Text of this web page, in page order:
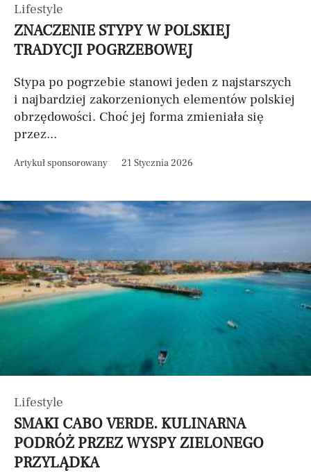
Lifestyle
ZNACZENIE STYPY W POLSKIEJ
TRADYCJI POGRZEBOWEJ
Stypa po pogrzebie stanowi jeden z najstarszych
i najbardziej zakorzenionych elementów polskiej
obrzędowości. Choć jej forma zmieniała się
przez...
Artykuł sponsorowany 21 Stycznia 2026
Lifestyle
SMAKI CABO VERDE. KULINARNA
PODRÓŻ PRZEZ WYSPY ZIELONEGO
PRZYLĄDKA